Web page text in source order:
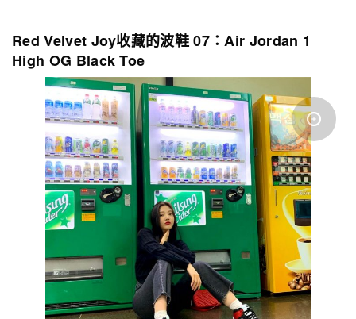
Red Velvet Joy收藏的波鞋 07：Air Jordan 1
High OG Black Toe